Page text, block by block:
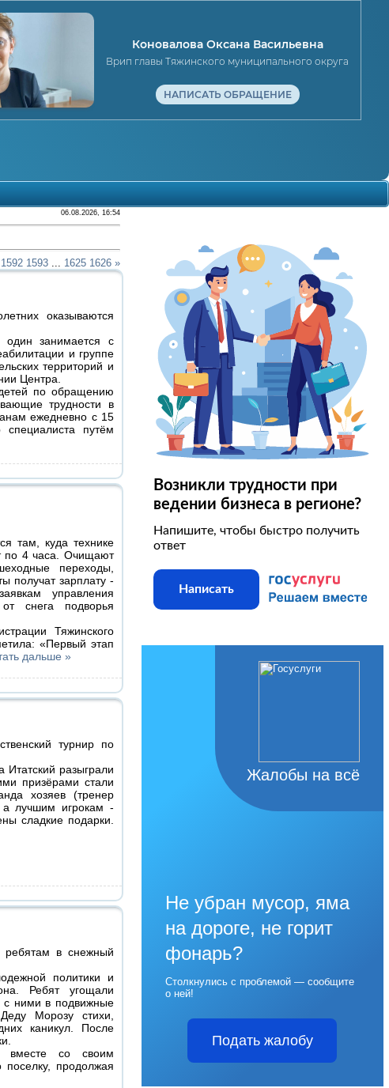
Коновалова Оксана Васильевна
Врип главы Тяжинского муниципального округа
НАПИСАТЬ ОБРАЩЕНИЕ
06.08.2026, 16:54
1592 1593 1625 1626 »
оказываются
один занимается с
и группе
территорий и
Центра.
по обращению
трудности в
ежедневно с 15
путём
там, куда технике
по 4 часа. Очищают
переходы,
получат зарплату -
управления
снега подворья
Тяжинского
«Первый этап
дальше »
турнир по
разыграли
призёрами стали
хозяев (тренер
лучшим игрокам -
сладкие подарки.
в снежный
политики и
Ребят угощали
с ними в подвижные
Морозу стихи,
каникул. После
вместе со своим
продолжая
Возникли трудности при
ведении бизнеса в регионе?
Напишите, чтобы быстро получить
ответ
Написать
Жалобы на всё
Не убран мусор, яма
на дороге, не горит
фонарь?
Столкнулись с проблемой — сообщите
о ней!
Подать жалобу